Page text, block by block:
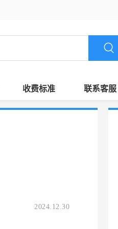
收费标准 联系客服
2024.12.30